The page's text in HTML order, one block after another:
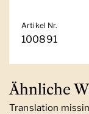
Artikel Nr.
100891
Ähnliche
Translation